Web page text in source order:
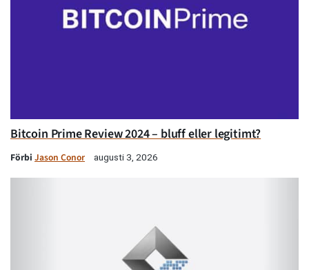
Bitcoin Prime Review 2024 – bluff eller legitimt?
Förbi Jason Conor augusti 3, 2026